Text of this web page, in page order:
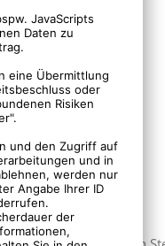
nachwischen.